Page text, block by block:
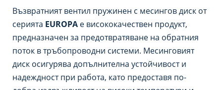
Възвратният вентил пружинен с месингов диск от
серията EUROPA е висококачествен продукт,
предназначен за предотвратяване на обратния
поток в тръбопроводни системи. Месинговият
диск осигурява допълнителна устойчивост и
надеждност при работа, като предоставя по-